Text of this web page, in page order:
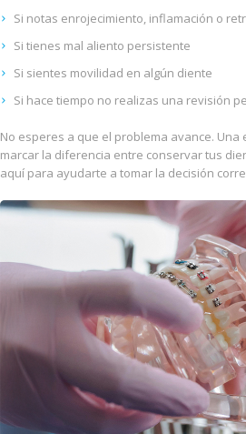
Si notas enrojecimiento, inflamación o
Si tienes mal aliento persistente
Si sientes movilidad en algún diente
Si hace tiempo no realizas una revisión
No esperes a que el problema avance.
marcar la diferencia entre conservar tus
aquí para ayudarte a tomar la decisión